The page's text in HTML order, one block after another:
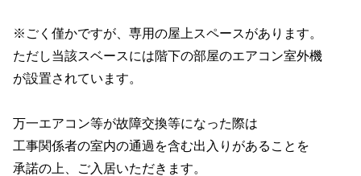
※ごく僅かですが、専用の屋上スペースがあります。
ただし当該スベースには階下の部屋のエアコン室外機
が設置されています。
万一エアコン等が故障交換等になった際は
工事関係者の室内の通過を含む出入りがあることを
承諾の上、ご入居いただきます。